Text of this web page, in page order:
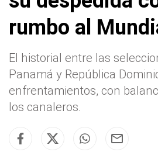
rumbo al
El historial entre las
Panamá y República
enfrentamientos, con
los canaleros.